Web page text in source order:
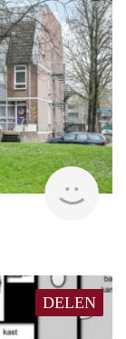
rent
DELEN